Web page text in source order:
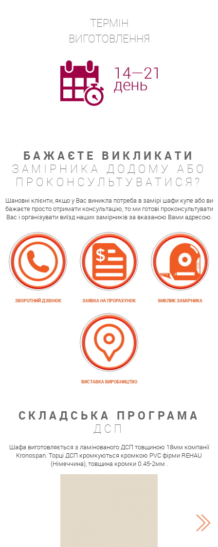
ТЕРМІН
ВИГОТОВЛЕННЯ
БАЖАЄТЕ ВИКЛИКАТИ
ЗАМІРНИКА ДОДОМУ АБО
ПРОКОНСУЛЬТУВАТИСЯ?
Шановні клієнти, якщо у Вас виникла потреба в замірі шафи купе або ви
бажаєте просто отримати консультацію, то ми готові проконсультувати
Вас і організувати виїзд наших замірників за вказаною Вами адресою.
ЗВОРОТНИЙ ДЗВІНОК ЗАЯВКА НА ПРОРАХУНОК ВИКЛИК ЗАМІРНИКА
ВИСТАВКА ВИРОБНИЦТВО
СКЛАДСЬКА ПРОГРАМА
ДСП
Шафа виготовляється з ламінованого ДСП товщиною 18мм компанії
Kronospan. Торці ДСП кромкуються кромкою PVC фірми REHAU
(Німеччина), товщина кромки 0.45-2мм .